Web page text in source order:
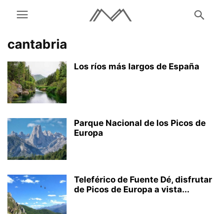
cantabria
Los ríos más largos de España
Parque Nacional de los Picos de
Europa
Teleférico de Fuente Dé, disfrutar
de Picos de Europa a vista...